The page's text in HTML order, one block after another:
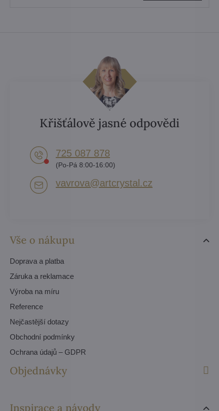
Vše o nákupu
Doprava a platba
Záruka a reklamace
Výroba na míru
Reference
Nejčastější dotazy
Obchodní podmínky
Ochrana údajů – GDPR
Objednávky
Inspirace a návody
Křišťálově jasné odpovědi
725 087 878​
(Po-Pá 8:00-16:00)
vavrova​@artcrystal​.cz